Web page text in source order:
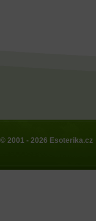
© 2001 - 2026 Esoterika.cz